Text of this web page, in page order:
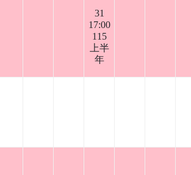
31
17:00
115
上半
年